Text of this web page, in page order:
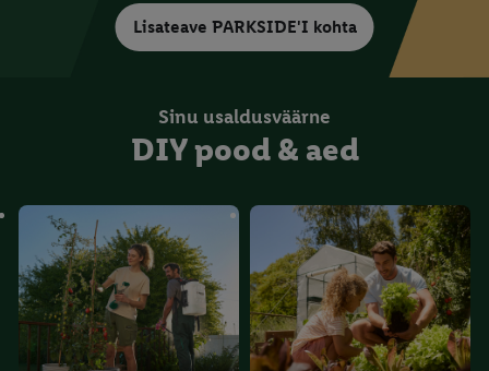
Lisateave PARKSIDE'I kohta
Sinu usaldusväärne
DIY pood & aed